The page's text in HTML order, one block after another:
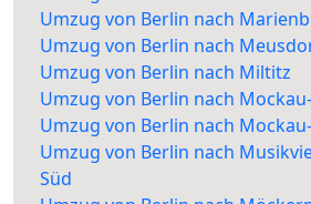
Umzug von Berlin nach
Umzug von Berlin nach
Umzug von Berlin nach Miltitz
Umzug von Berlin nach
Umzug von Berlin nach
Umzug von Berlin nach
Süd